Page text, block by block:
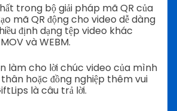
trong bộ giải pháp mã QR của
mã QR động cho video dễ dàng
định dạng tệp video khác
và WEBM.
làm cho lời chúc video của mình
hoặc đồng nghiệp thêm vui
là câu trả lời.